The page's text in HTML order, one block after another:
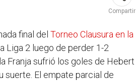
Compartir
final del Torneo Clausura en la
Liga 2 luego de perder 1-2
Franja sufrió los goles de Hebert
suerte. El empate parcial de